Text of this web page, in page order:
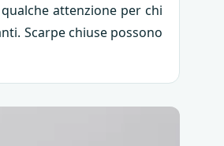
attenzione per chi
Scarpe chiuse possono